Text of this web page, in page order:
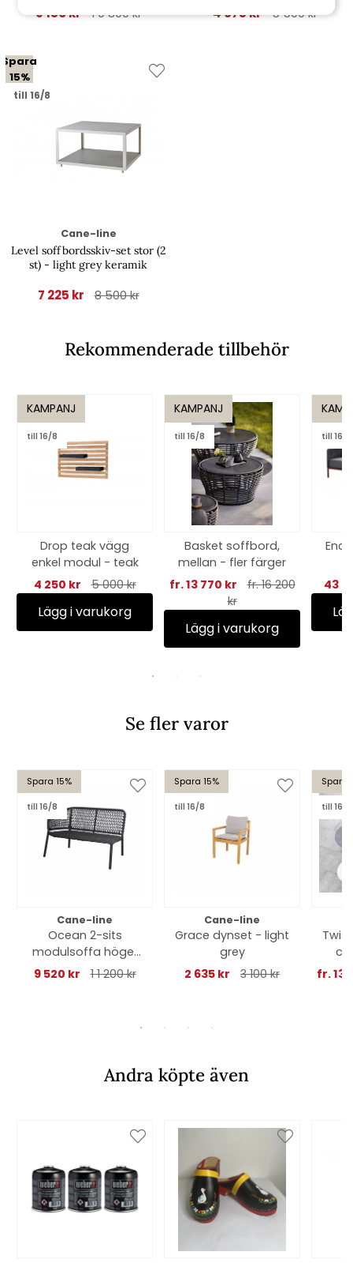
9 180 kr 1 0 800 kr 4 675 kr 5 500 kr
Spara
15%
till 16/8
Cane-line
Level soffbordsskiv-set stor (2
st) - light grey keramik
7 225 kr 8 500 kr
Rekommenderade tillbehör
KAMPANJ
till 16/8
Drop teak vägg
enkel modul - teak
4 250 kr
5 000 kr
Lägg i varukorg
KAMPANJ
till 16/8
Basket soffbord,
mellan - fler färger
fr. 13 770 kr
fr. 16 200
kr
Lägg i varukorg
till 16/8
43
Se fler varor
Spara 15%
till 16/8
Cane-line
Ocean 2-sits
modulsoffa höger
- dark grey
9 520 kr 1 1 200 kr
Spara 15%
till 16/8
Cane-line
Grace dynset - light
grey
2 635 kr
3 100 kr
Spara
till 16/8
fr. 13
Andra köpte även